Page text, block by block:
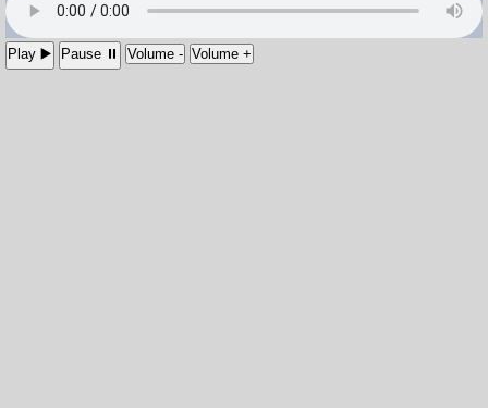
Play ▶️ Pause ⏸ Volume - Volume +